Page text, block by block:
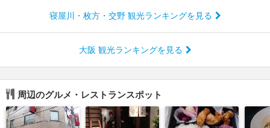
寝屋川・枚方・交野 観光ランキングを見る
大阪 観光ランキングを見る
周辺のグルメ・レストランスポット